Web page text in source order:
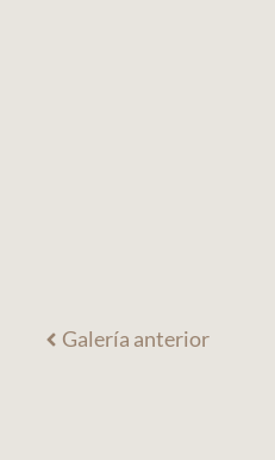
Galería anterior